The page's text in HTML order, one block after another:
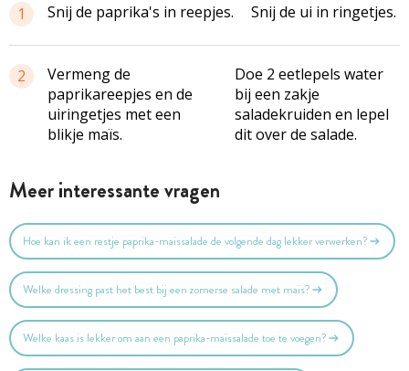
1
Snij de paprika's in reepjes. Snij de ui in ringetjes.
2
Vermeng de
paprikareepjes en de
uiringetjes met een
blikje maïs.
Doe 2 eetlepels water
bij een zakje
saladekruiden en lepel
dit over de salade.
Meer interessante vragen
Hoe kan ik een restje paprika-maïssalade de volgende dag lekker verwerken?
Welke dressing past het best bij een zomerse salade met maïs?
Welke kaas is lekker om aan een paprika-maïssalade toe te voegen?